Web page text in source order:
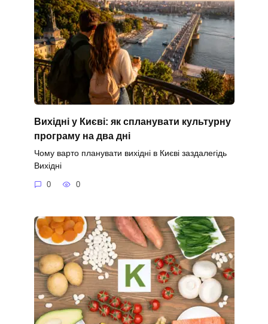
Вихідні у Києві: як спланувати культурну
програму на два дні
Чому варто планувати вихідні в Києві заздалегідь
Вихідні
0 0